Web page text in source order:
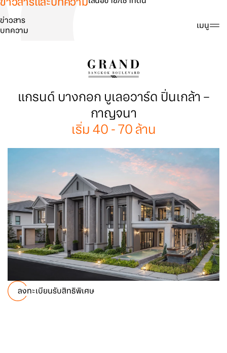
ค้นหา เมนู
ข่าวสาร
บทความ
แกรนด์ บางกอก บูเลอวาร์ด ปิ่นเกล้า –
กาญจนา
เริ่ม 40 - 70 ล้าน
ลงทะเบียนรับสิทธิพิเศษ